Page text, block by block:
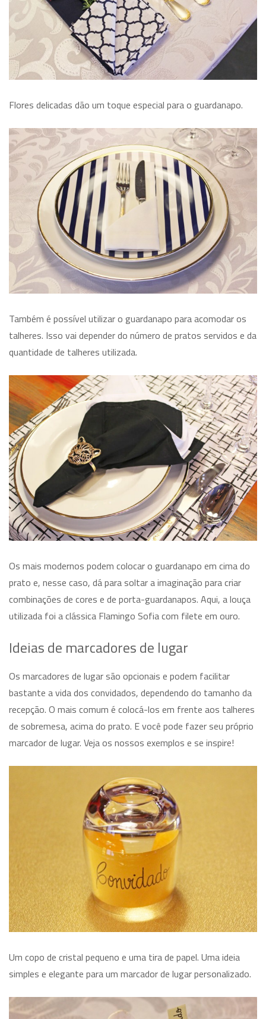
Flores delicadas dão um toque especial para o guardanapo.
Também é possível utilizar o guardanapo para acomodar os
talheres. Isso vai depender do número de pratos servidos e da
quantidade de talheres utilizada.
Os mais modernos podem colocar o guardanapo em cima do
prato e, nesse caso, dá para soltar a imaginação para criar
combinações de cores e de porta-guardanapos. Aqui, a louça
utilizada foi a clássica Flamingo Sofia com filete em ouro.
Ideias de marcadores de lugar
Os marcadores de lugar são opcionais e podem facilitar
bastante a vida dos convidados, dependendo do tamanho da
recepção. O mais comum é colocá-los em frente aos talheres
de sobremesa, acima do prato. E você pode fazer seu próprio
marcador de lugar. Veja os nossos exemplos e se inspire!
Um copo de cristal pequeno e uma tira de papel. Uma ideia
simples e elegante para um marcador de lugar personalizado.